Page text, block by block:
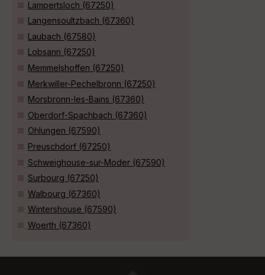
Lampertsloch (67250)
Langensoultzbach (67360)
Laubach (67580)
Lobsann (67250)
Memmelshoffen (67250)
Merkwiller-Pechelbronn (67250)
Morsbronn-les-Bains (67360)
Oberdorf-Spachbach (67360)
Ohlungen (67590)
Preuschdorf (67250)
Schweighouse-sur-Moder (67590)
Surbourg (67250)
Walbourg (67360)
Wintershouse (67590)
Woerth (67360)